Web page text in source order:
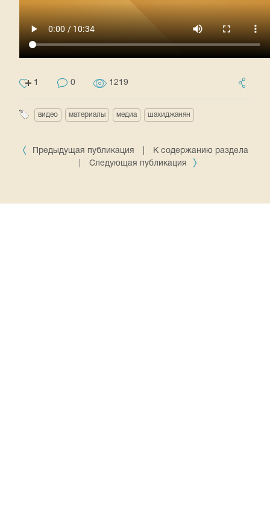
1 0 1219
видео материалы медиа шахиджанян
Предыдущая публикация
К содержанию раздела
Следующая публикация